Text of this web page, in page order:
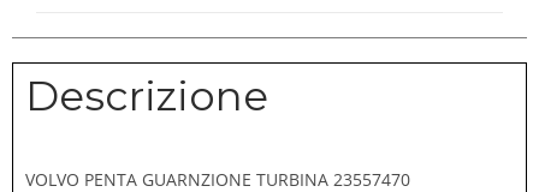
Descrizione
VOLVO PENTA GUARNZIONE TURBINA 23557470